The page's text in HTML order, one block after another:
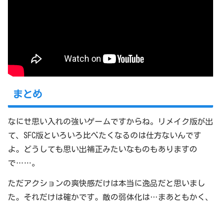
まとめ
なにせ思い入れの強いゲームですからね。リメイク版が出
て、SFC版といろいろ比べたくなるのは仕方ないんです
よ。どうしても思い出補正みたいなものもありますの
で……。
ただアクションの爽快感だけは本当に逸品だと思いまし
た。それだけは確かです。敵の弱体化は…まあともかく、